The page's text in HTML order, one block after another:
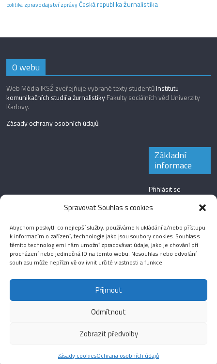
Spravovat Souhlas s cookies
Abychom poskytli co nejlepší služby, používáme k ukládání a/nebo přístupu
k informacím o zařízení, technologie jako jsou soubory cookies. Souhlas s
těmito technologiemi nám umožní zpracovávat údaje, jako je chování při
procházení nebo jedinečná ID na tomto webu. Nesouhlas nebo odvolání
souhlasu může nepříznivě ovlivnit určité vlastnosti a funkce.
Přijmout
Odmítnout
Zobrazit předvolby
Zásady cookiesOchrana osobních údajů
politika zpravodajstvízprávyČeská republikažurnalistika
O webu
Web Média IKSŽ zveřejňuje vybrané texty studentůInstitutu
komunikačních studií a žurnalistikyFakulty sociálních věd Univerzity
Karlovy.
Zásady ochrany osobních údajů.
Základní
informace
Přihlásit se
Zdroj kanálů
Kanál komentářů
Česká lokalizace
Fotografie Audio
Copyright © 2026Média IKSŽ. All rights reserved.
Theme: ColorMag Pro byThemeGrill. Drevet av